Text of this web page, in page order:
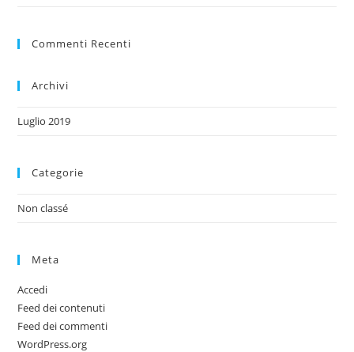
Commenti Recenti
Archivi
Luglio 2019
Categorie
Non classé
Meta
Accedi
Feed dei contenuti
Feed dei commenti
WordPress.org